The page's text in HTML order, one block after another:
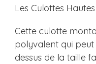
Les Culottes Hautes
Cette culotte
polyvalent qui
dessus de la taille